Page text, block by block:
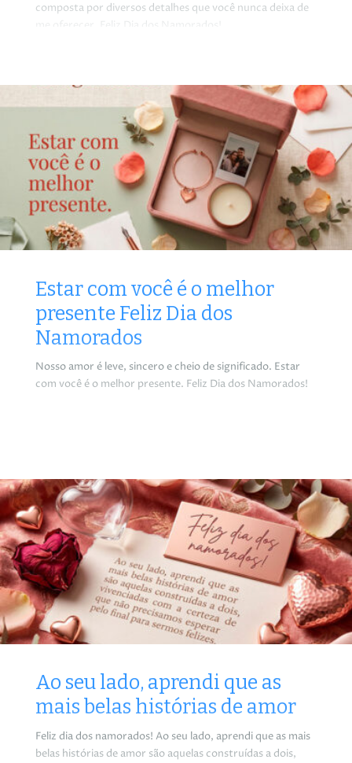
composta por diversos detalhes que você nunca deixa de
me oferecer. Feliz Dia dos Namorados!
Estar com você é o melhor
presente Feliz Dia dos
Namorados
Nosso amor é leve, sincero e cheio de significado. Estar
com você é o melhor presente. Feliz Dia dos Namorados!
Ao seu lado, aprendi que as
mais belas histórias de amor
Feliz dia dos namorados! Ao seu lado, aprendi que as mais
belas histórias de amor são aquelas construídas a dois,